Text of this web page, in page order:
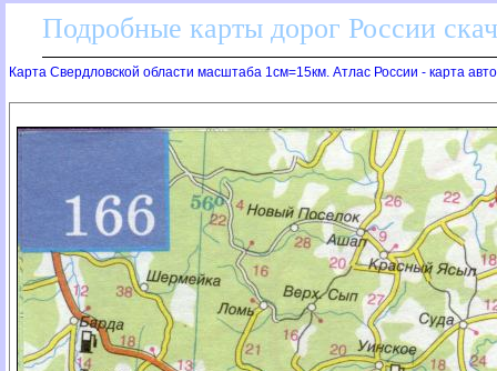
Подробные карты дорог России
Карта Свердловской области масштаба 1см=15км. Атлас России - карта